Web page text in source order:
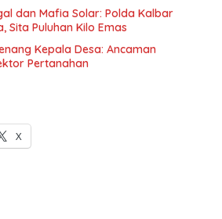
dan Mafia Solar: Polda Kalbar
Sita Puluhan Kilo Emas
Kepala Desa: Ancaman
Pertanahan
X